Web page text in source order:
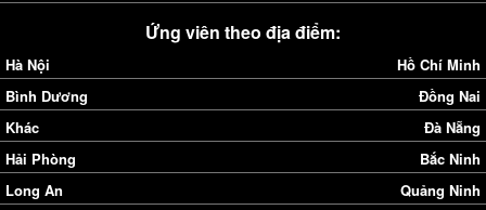
Ứng viên theo địa điểm:
Hà Nội
Hồ Chí Minh
Bình Dương
Đồng Nai
Khác
Đà Nẵng
Hải Phòng
Bắc Ninh
Long An
Quảng Ninh